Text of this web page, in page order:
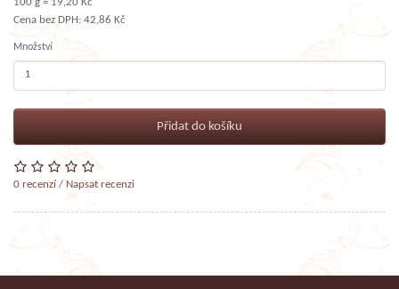
Cena bez DPH: 42,86 Kč
Množství
Přidat do košíku
0 recenzí/ Napsat recenzi